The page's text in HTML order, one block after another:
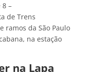
–
de Trens
ramos da São Paulo
na estação
na Lapa